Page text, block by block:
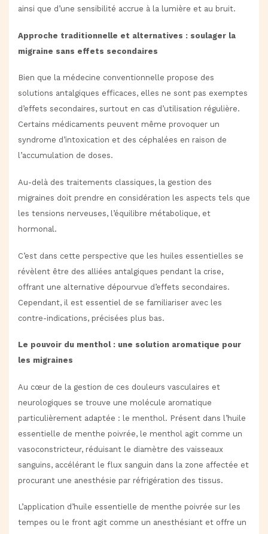
ainsi que d’une sensibilité accrue à la lumière et au bruit.
Approche traditionnelle et alternatives : soulager la
migraine sans effets secondaires
Bien que la médecine conventionnelle propose des
solutions antalgiques efficaces, elles ne sont pas exemptes
d’effets secondaires, surtout en cas d’utilisation régulière.
Certains médicaments peuvent même provoquer un
syndrome d’intoxication et des céphalées en raison de
l’accumulation de doses.
Au-delà des traitements classiques, la gestion des
migraines doit prendre en considération les aspects tels que
les tensions nerveuses, l’équilibre métabolique, et
hormonal.
C’est dans cette perspective que les huiles essentielles se
révèlent être des alliées antalgiques pendant la crise,
offrant une alternative dépourvue d’effets secondaires.
Cependant, il est essentiel de se familiariser avec les
contre-indications, précisées plus bas.
Le pouvoir du menthol : une solution aromatique pour
les migraines
Au cœur de la gestion de ces douleurs vasculaires et
neurologiques se trouve une molécule aromatique
particulièrement adaptée : le menthol. Présent dans l’huile
essentielle de menthe poivrée, le menthol agit comme un
vasoconstricteur, réduisant le diamètre des vaisseaux
sanguins, accélérant le flux sanguin dans la zone affectée et
procurant une anesthésie par réfrigération des tissus.
L’application d’huile essentielle de menthe poivrée sur les
tempes ou le front agit comme un anesthésiant et offre un